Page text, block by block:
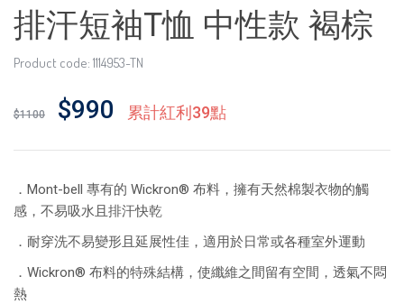
排汗短袖T恤 中性款 褐棕
Product code: 1114953-TN
$1100 $990 累計紅利39點
．Mont-bell 專有的 Wickron® 布料，擁有天然棉製衣物的觸
感，不易吸水且排汗快乾
．耐穿洗不易變形且延展性佳，適用於日常或各種室外運動
．Wickron® 布料的特殊結構，使纖維之間留有空間，透氣不悶
熱